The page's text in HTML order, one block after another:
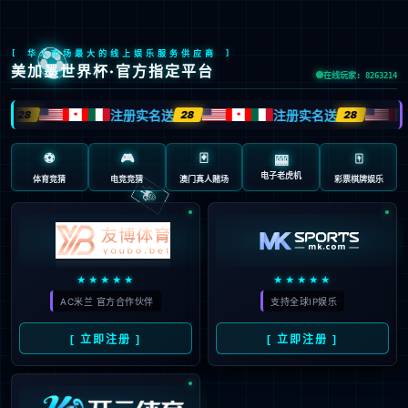
关注行业动态，
深耕行业多年，提供全行业技术
了解更多